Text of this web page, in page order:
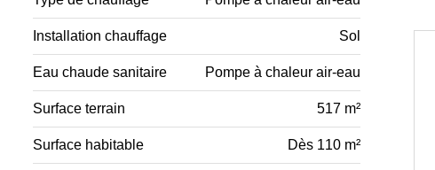
Installation chauffage Sol
Eau chaude sanitaire Pompe à chaleur air-eau
Surface terrain 517 m²
Surface habitable Dès 110 m²